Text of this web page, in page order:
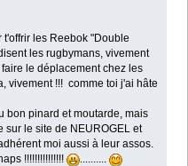
les Reebok "Double
les rugbymans, vivement
le déplacement chez les
vivement !!! comme toi j'ai hâte
bon pinard et moutarde, mais
sur le site de NEUROGEL et
moi aussi à leur assos.
!!!!!!!!!!!!!!!
..........